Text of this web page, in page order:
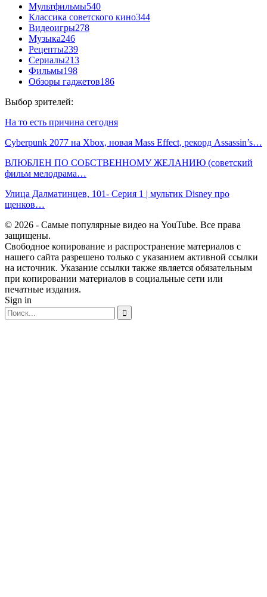
Мультфильмы540
Классика советского кино344
Видеоигры278
Музыка246
Рецепты239
Сериалы213
Фильмы198
Обзоры гаджетов186
Выбор зрителей:
На то есть причина сегодня
Cyberpunk 2077 на Xbox, новая Mass Effect, рекорд Assassin’s…
ВЛЮБЛЕН ПО СОБСТВЕННОМУ ЖЕЛАНИЮ (советский
фильм мелодрама…
Улица Далматинцев, 101- Серия 1 | мультик Disney про
щенков…
© 2026 - Самые популярные видео на YouTube. Все права
защищены.
Свободное копирование и распространение материалов с
нашего сайта разрешено только с указанием активной ссылки
на источник. Указание ссылки также является обязательным
при копировании материалов в социальные сети или
печатные издания.
Sign in